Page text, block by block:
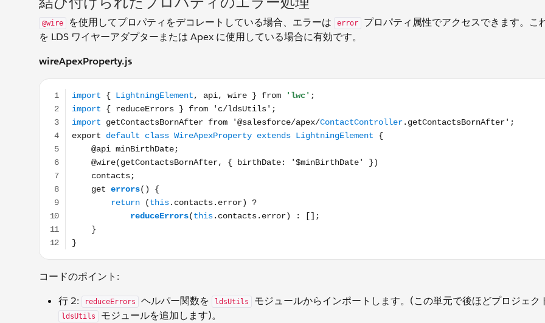
@wire を使用してプロパティをデコレートしている場合、エラーは error プロパティ属性でアクセスできます。こ
を LDS ワイヤーアダプターまたは Apex に使用している場合に有効です。
wireApexProperty.js
import { LightningElement, api, wire } from 'lwc'; import { reduceErrors } from 'c/ldsUtils'; import
コードのポイント:
行 2:
reduceErrors ヘルパー関数を ldsUtils モジュールからインポートします。(この単元で後ほどプロジェク
ldsUtils
モジュールを追加します)。